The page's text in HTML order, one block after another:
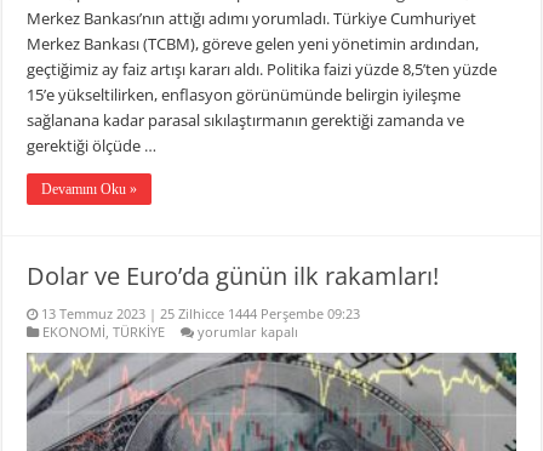
Merkez Bankası’nın attığı adımı yorumladı. Türkiye Cumhuriyet
Merkez Bankası (TCBM), göreve gelen yeni yönetimin ardından,
geçtiğimiz ay faiz artışı kararı aldı. Politika faizi yüzde 8,5’ten yüzde
15’e yükseltilirken, enflasyon görünümünde belirgin iyileşme
sağlanana kadar parasal sıkılaştırmanın gerektiği zamanda ve
gerektiği ölçüde …
Devamını Oku »
Dolar ve Euro’da günün ilk rakamları!
13 Temmuz 2023 | 25 Zilhicce 1444 Perşembe 09:23
EKONOMİ,TÜRKİYE
Dolar
ve
Euro’da
günün
ilk
rakamları!
için
yorumlar kapalı